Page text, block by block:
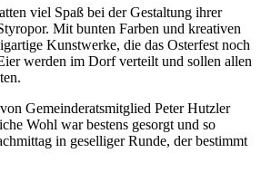
viel Spaß bei der Gestaltung ihrer
Mit bunten Farben und kreativen
Kunstwerke, die das Osterfest noch
werden im Dorf verteilt und sollen allen
Gemeinderatsmitglied Peter Hutzler
Wohl war bestens gesorgt und so
in geselliger Runde, der bestimmt